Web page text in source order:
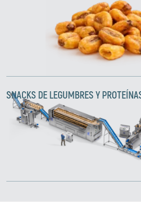
SNACKS DE LEGUMBRES Y